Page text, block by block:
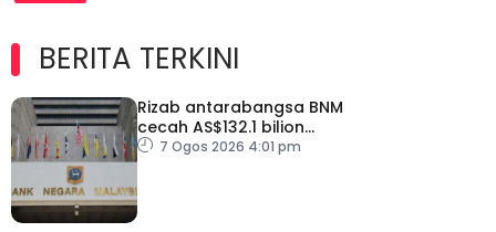
BERITA TERKINI
Rizab antarabangsa BNM
cecah AS$132.1 bilion
setakat Julai
7 Ogos 2026 4:01 pm